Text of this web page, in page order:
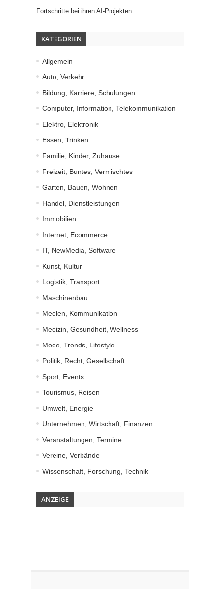
Fortschritte bei ihren AI-Projekten
KATEGORIEN
Allgemein
Auto, Verkehr
Bildung, Karriere, Schulungen
Computer, Information, Telekommunikation
Elektro, Elektronik
Essen, Trinken
Familie, Kinder, Zuhause
Freizeit, Buntes, Vermischtes
Garten, Bauen, Wohnen
Handel, Dienstleistungen
Immobilien
Internet, Ecommerce
IT, NewMedia, Software
Kunst, Kultur
Logistik, Transport
Maschinenbau
Medien, Kommunikation
Medizin, Gesundheit, Wellness
Mode, Trends, Lifestyle
Politik, Recht, Gesellschaft
Sport, Events
Tourismus, Reisen
Umwelt, Energie
Unternehmen, Wirtschaft, Finanzen
Veranstaltungen, Termine
Vereine, Verbände
Wissenschaft, Forschung, Technik
ANZEIGE